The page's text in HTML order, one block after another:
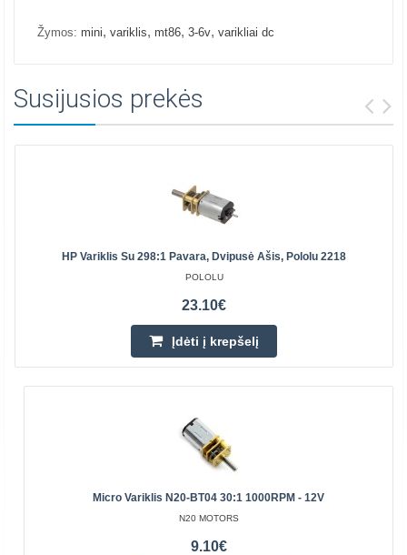
Žymos: mini, variklis, mt86, 3-6v, varikliai dc
Susijusios prekės
HP Variklis Su 298:1 Pavara, Dvipusė Ašis, Pololu 2218
POLOLU
23.10€
Įdėti į krepšelį
Micro Variklis N20-BT04 30:1 1000RPM - 12V
N20 MOTORS
9.10€